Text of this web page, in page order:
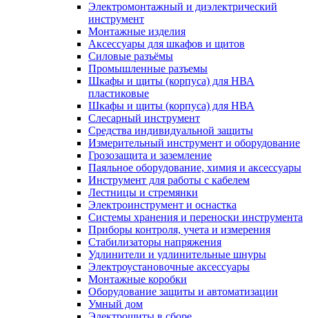
Электромонтажный и диэлектрический
инструмент
Монтажные изделия
Аксессуары для шкафов и щитов
Силовые разъёмы
Промышленные разъемы
Шкафы и щиты (корпуса) для НВА
пластиковые
Шкафы и щиты (корпуса) для НВА
Слесарный инструмент
Средства индивидуальной защиты
Измерительный инструмент и оборудование
Грозозащита и заземление
Паяльное оборудование, химия и аксессуары
Инструмент для работы с кабелем
Лестницы и стремянки
Электроинструмент и оснастка
Системы хранения и переноски инструмента
Приборы контроля, учета и измерения
Стабилизаторы напряжения
Удлинители и удлинительные шнуры
Электроустановочные аксессуары
Монтажные коробки
Оборудование защиты и автоматизации
Умный дом